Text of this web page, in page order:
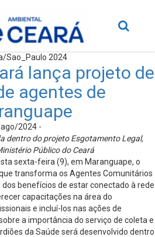
Sao_Paulo 2024
lança projeto de
agentes de
2024 -
dentro do projeto Esgotamento Legal,
Público do Ceará
sexta-feira (9), em Maranguape, o
transforma os Agentes Comunitários
benefícios de estar conectado à rede
capacitações na área do
e incluí-los nas ações de
a importância do serviço de coleta e
da Saúde será desenvolvido dentro